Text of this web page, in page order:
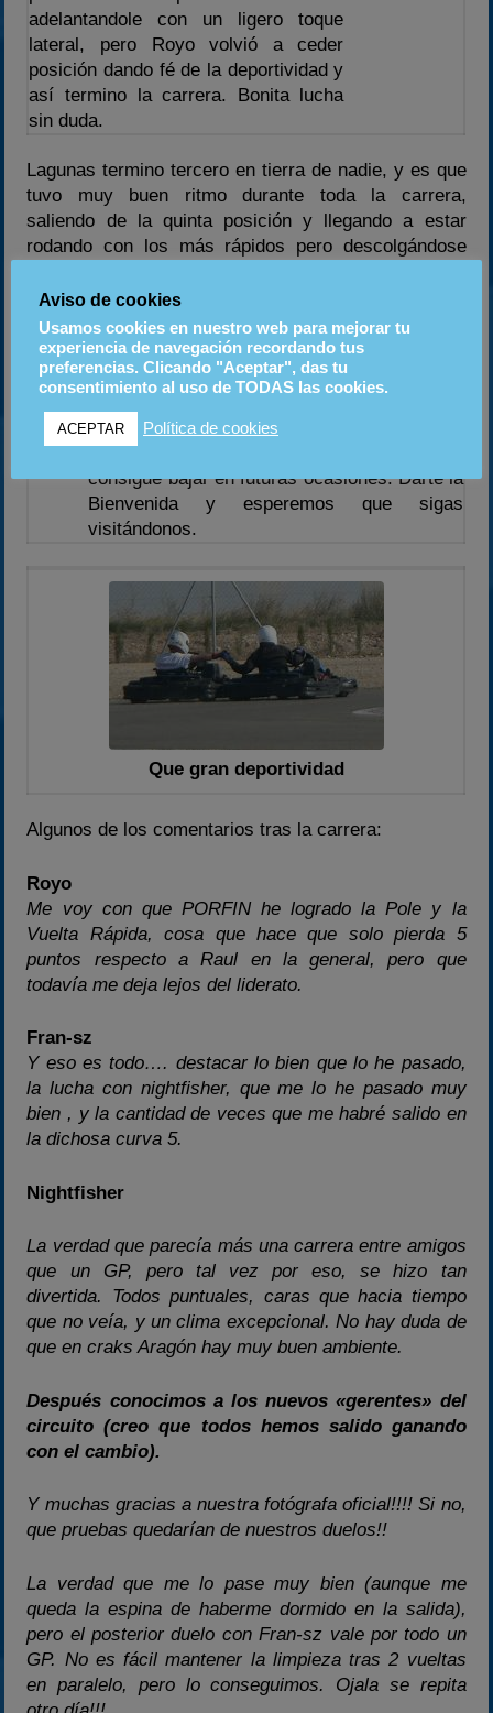
adelantandole con un ligero toque
lateral, pero Royo volvió a ceder
posición dando fé de la deportividad y
así termino la carrera. Bonita lucha
sin duda.
Lagunas termino tercero en tierra de nadie, y es que
tuvo muy buen ritmo durante toda la carrera,
saliendo de la quinta posición y llegando a estar
rodando con los más rápidos pero descolgándose
Toni
El grupo lo cerró Toni, mención especial ya
que como algunos, era la primera vez que
rodaba en Zuera, pero también era su
en su tiempos, que poco a poco fueron
bajando progresivamente y que seguro que
consigue bajar en futuras ocasiones. Darte la
Bienvenida y esperemos que sigas
visitándonos.
Que gran deportividad
Algunos de los comentarios tras la carrera:
Royo
Me voy con que PORFIN he logrado la Pole y la
Vuelta Rápida, cosa que hace que solo pierda 5
puntos respecto a Raul en la general, pero que
todavía me deja lejos del liderato.
Fran-sz
Y eso es todo…. destacar lo bien que lo he pasado,
la lucha con nightfisher, que me lo he pasado muy
bien , y la cantidad de veces que me habré salido en
la dichosa curva 5.
Nightfisher
La verdad que parecía más una carrera entre amigos
que un GP, pero tal vez por eso, se hizo tan
divertida. Todos puntuales, caras que hacia tiempo
que no veía, y un clima excepcional. No hay duda de
que en craks Aragón hay muy buen ambiente.
Después conocimos a los nuevos «gerentes» del
circuito (creo que todos hemos salido ganando
con el cambio).
Y muchas gracias a nuestra fotógrafa oficial!!!! Si no,
que pruebas quedarían de nuestros duelos!!
La verdad que me lo pase muy bien (aunque me
queda la espina de haberme dormido en la salida),
pero el posterior duelo con Fran-sz vale por todo un
GP. No es fácil mantener la limpieza tras 2 vueltas
en paralelo, pero lo conseguimos. Ojala se repita
Aviso de cookies
Usamos cookies en nuestro web para mejorar tu
experiencia de navegación recordando tus
preferencias. Clicando "Aceptar", das tu
consentimiento al uso de TODAS las cookies.
ACEPTAR Política de cookies